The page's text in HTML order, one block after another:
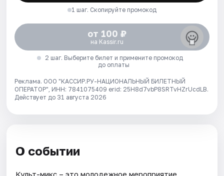
1 шаг. Скопируйте промокод
от 100 ₽
на Kassir.ru
2 шаг. Выберите билет и примените промокод
до оплаты
Реклама. ООО "КАССИР.РУ-НАЦИОНАЛЬНЫЙ БИЛЕТНЫЙ
ОПЕРАТОР", ИНН: 7841075409 erid: 25H8d7vbP8SRTvHZrUcdLB.
Действует до 31 августа 2026
О событии
Культ-микс – это молодежное мероприятие,